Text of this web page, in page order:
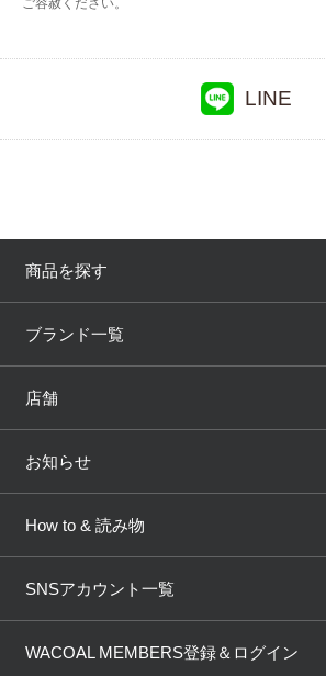
ご容赦ください。
LINE
商品を探す
アイテム
トピックス
ブランド一覧
WACOAL
AMPHI une
OUR WACOAL
WACOAL Remamma
店舗
店舗を探す
ブラ無料診断
3Dボディスキャン
お知らせ
新着情報
商品回収
How to & 読み物
下着の基礎知識
SNSアカウント一覧
WACOAL MEMBERS登録＆ログイン